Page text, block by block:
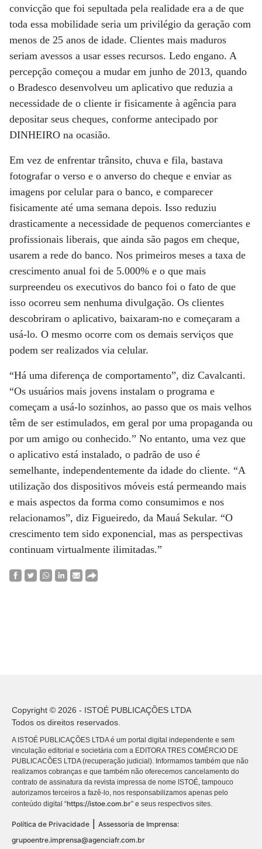
convicção que foi sepultada pela realidade era a de que
toda essa mobilidade seria um privilégio da geração com
menos de 25 anos de idade. Clientes mais maduros
seriam avessos a usar esses recursos. Ledo engano. A
percepção começou a mudar em junho de 2013, quando
o Bradesco desenvolveu um aplicativo que reduzia a
necessidade de o cliente ir fisicamente à agência para
depositar seus cheques, conforme antecipado por
DINHEIRO na ocasião.
Em vez de enfrentar trânsito, chuva e fila, bastava
fotografar o verso e o anverso do cheque e enviar as
imagens por celular para o banco, e comparecer
fisicamente até uma semana depois. Isso reduziu
drasticamente a necessidade de pequenos comerciantes e
profissionais liberais, que ainda são pagos em cheque,
usarem a rede do banco. Nos primeiros meses a taxa de
crescimento anual foi de 5.000% e o que mais
surpreendeu os executivos do banco foi o fato de que
isso ocorreu sem nenhuma divulgação. Os clientes
descobriram o aplicativo, baixaram-no e começaram a
usá-lo. O mesmo ocorre com os demais serviços que
podem ser realizados via celular.
“Há uma diferença de comportamento”, diz Cavalcanti.
“Os usuários mais jovens instalam o programa e
começam a usá-lo sozinhos, ao passo que os mais velhos
têm de ser estimulados, em geral por uma propaganda ou
por um amigo ou conhecido.” No entanto, uma vez que
o aplicativo está instalado, o padrão de uso é
semelhante, independentemente da idade do cliente. “A
utilização dos dispositivos móveis está permeando mais
e mais aspectos da forma como consumimos e nos
relacionamos”, diz Figueiredo, da Mauá Sekular. “O
crescimento tem sido exponencial, mas as perspectivas
continuam virtualmente ilimitadas.”
Copyright © 2026 - ISTOÉ PUBLICAÇÕES LTDA
Todos os direitos reservados.
A ISTOÉ PUBLICAÇÕES LTDA é um portal digital independente e sem
vinculação editorial e societária com a EDITORA TRES COMÉRCIO DE
PUBLICACÕES LTDA (recuperação judicial). Informamos também que não
realizamos cobranças e que também não oferecemos cancelamento do
contrato de assinatura da revista impressa de nome ISTOÉ, tampouco
autorizamos terceiros a fazê-lo, nos responsabilizamos apenas pelo
conteúdo digital “https://istoe.com.br” e seus respectivos sites.
Política de Privacidade
Assessoria de Imprensa:
grupoentre.imprensa@agenciafr.com.br